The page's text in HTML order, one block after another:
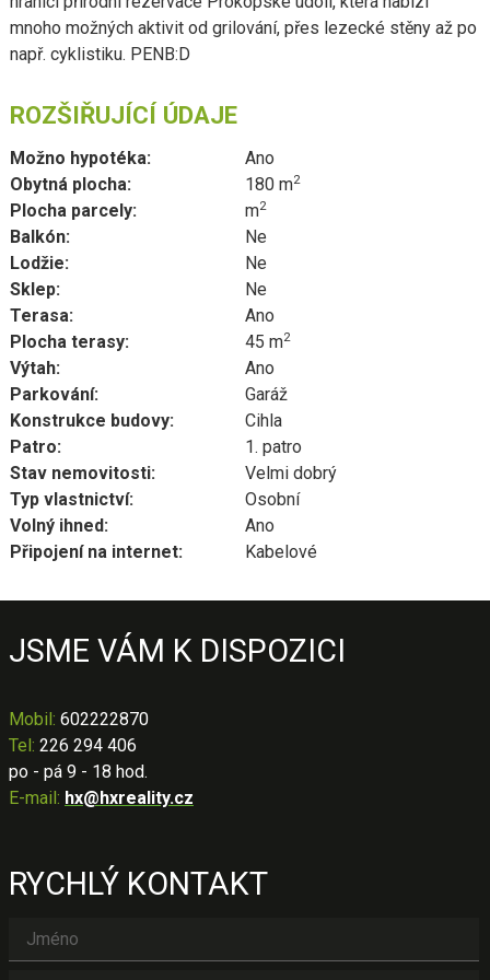
mnoho možných aktivit od grilování, přes lezecké stěny až po
např. cyklistiku. PENB:D
ROZŠIŘUJÍCÍ ÚDAJE
Možno hypotéka:
Ano
Obytná plocha:
180 m2
Plocha parcely: m2
Balkón:
Ne
Lodžie:
Ne
Sklep:
Ne
Terasa:
Ano
Plocha terasy:
45 m2
Výtah:
Ano
Parkování:
Garáž
Konstrukce budovy:
Cihla
Patro:
1. patro
Stav nemovitosti:
Velmi dobrý
Typ vlastnictví:
Osobní
Volný ihned:
Ano
Připojení na internet:
Kabelové
JSME VÁM K DISPOZICI
Mobil: 602222870
Tel: 226 294 406
po - pá 9 - 18 hod.
E-mail: hx@hxreality.cz
RYCHLÝ KONTAKT